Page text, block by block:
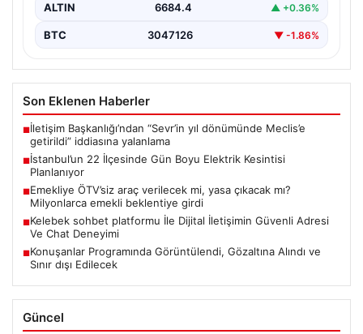
ALTIN 6684.4 ▲ +0.36%
BTC 3047126 ▼ -1.86%
Son Eklenen Haberler
■İletişim Başkanlığı’ndan “Sevr’in yıl dönümünde Meclis’e
getirildi” iddiasına yalanlama
■İstanbul’un 22 İlçesinde Gün Boyu Elektrik Kesintisi
Planlanıyor
■Emekliye ÖTV’siz araç verilecek mi, yasa çıkacak mı?
Milyonlarca emekli beklentiye girdi
■Kelebek sohbet platformu İle Dijital İletişimin Güvenli Adresi
Ve Chat Deneyimi
■Konuşanlar Programında Görüntülendi, Gözaltına Alındı ve
Sınır dışı Edilecek
Güncel